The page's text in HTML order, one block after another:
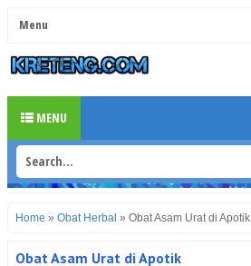
MENU
Home » Obat Herbal » Obat Asam Urat di Apotik
Obat Asam Urat di Apotik